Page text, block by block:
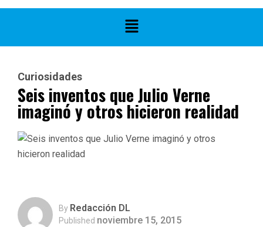
Curiosidades
Seis inventos que Julio Verne
imaginó y otros hicieron realidad
By Redacción DL
Published noviembre 15, 2015